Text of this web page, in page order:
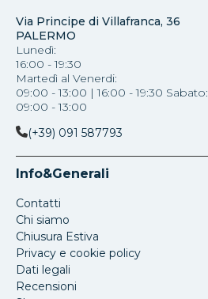
Via Principe di Villafranca, 36
PALERMO
Lunedì:
16:00 - 19:30
Martedì al Venerdi:
09:00 - 13:00 | 16:00 - 19:30 Sabato:
09:00 - 13:00
(+39) 091 587793
Info&Generali
Contatti
Chi siamo
Chiusura Estiva
Privacy e cookie policy
Dati legali
Recensioni